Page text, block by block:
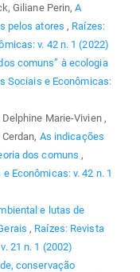
Giliane Perin,A
pelos atores , Raízes:
v. 42 n. 1 (2022)
comuns” à ecologia
Sociais e Econômicas:
Marie-Vivien ,
As indicações
dos comuns ,
Econômicas: v. 42 n. 1
e lutas de
, Raízes: Revista
21 n. 1 (2002)
conservação